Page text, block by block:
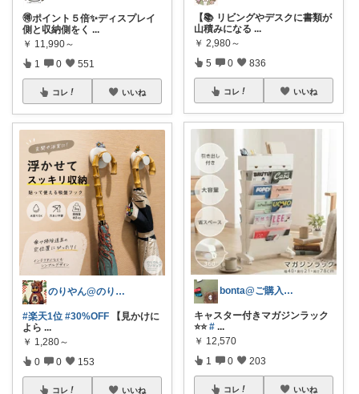
🉐ポイント５倍✨ディスプレイ
側と収納側をく ...
￥ 11,990～
1 0 551
コレ いいね
のりやん@のりやんフィギュアを探せ開催中
#楽天1位 #30%OFF 【見かけに
よら ...
￥ 1,280～
0 0 153
コレ いいね
【📚 リビングやデスクに書類が
山積みになる ...
￥ 2,980～
5 0 836
コレ いいね
bonta@ご購入感謝です⭐️
キャスター付きマガジンラック
⭐️⭐️# ...
￥ 12,570
1 0 203
コレ いいね